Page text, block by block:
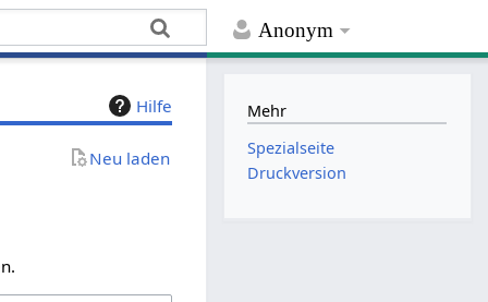
Anonym
Hilfe
Neu laden
Mehr
Spezialseite
Druckversion